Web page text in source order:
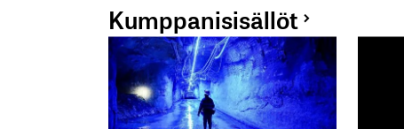
Kumppanisisällöt